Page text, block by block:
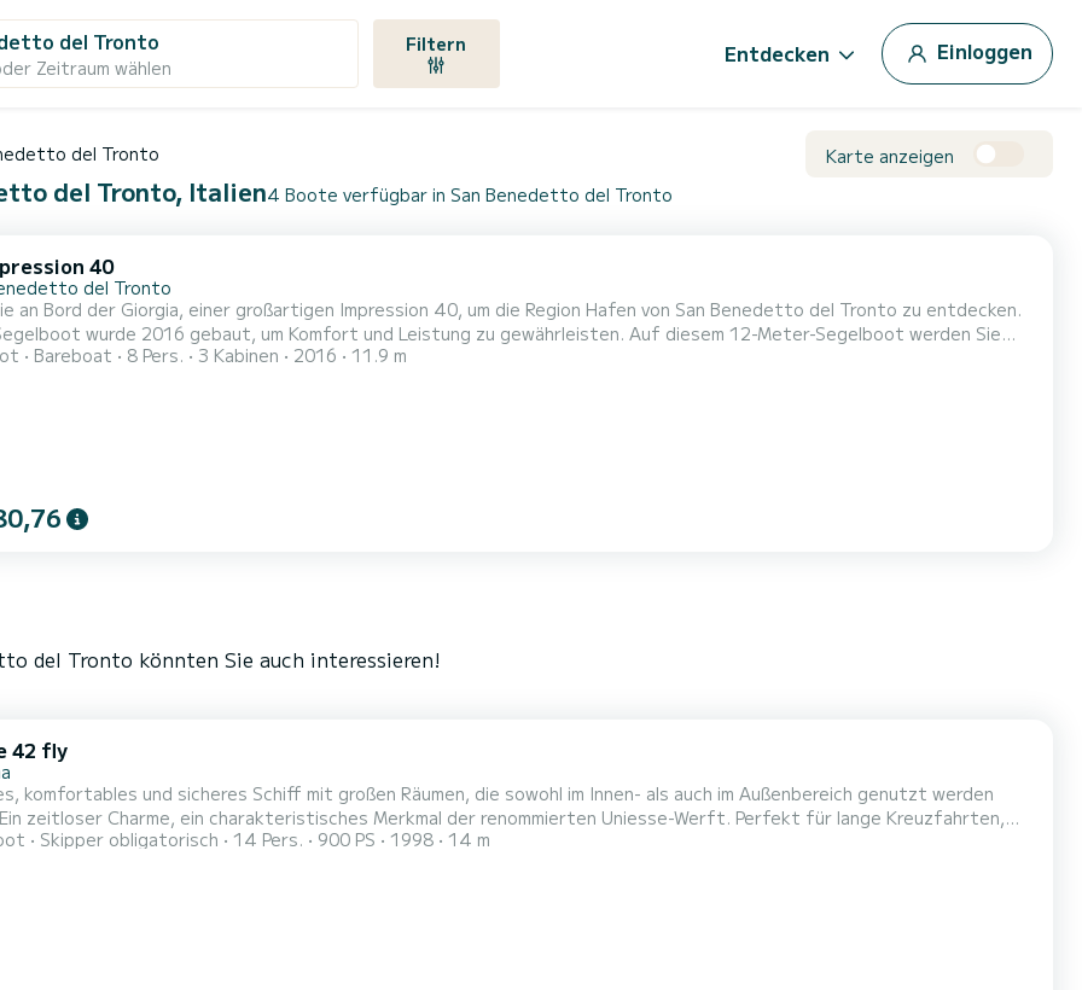
del Tronto
Zeitraum wählen
Filtern Entdecken Einloggen
del Tronto Karte anzeigen
del Tronto, Italien4 Boote verfügbar in San Benedetto del Tronto
40
del Tronto
an Bord der Giorgia, einer großartigen Impression 40, um die Region Hafen von San Benedetto del Tronto zu entdecken.
wurde 2016 gebaut, um Komfort und Leistung zu gewährleisten. Auf diesem 12-Meter-Segelboot werden Sie
Kreuzfahrt erleben. Sie können bis zu 6 Personen unterbringen und die 3 Kabinen mit allem Komfort nutzen.
Bareboat 8 Pers. 3 Kabinen 2016 11.9 m
del Tronto könnten Sie auch interessieren!
42 fly
komfortables und sicheres Schiff mit großen Räumen, die sowohl im Innen- als auch im Außenbereich genutzt werden
zeitloser Charme, ein charakteristisches Merkmal der renommierten Uniesse-Werft. Perfekt für lange Kreuzfahrten,
und vielseitig für Tagesausflüge. Ideal für diejenigen, die ihr Erlebnis auf See in vollen Zügen genießen und
Skipper obligatorisch 14 Pers. 900 PS 1998 14 m